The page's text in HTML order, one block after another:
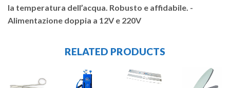
la temperatura dell’acqua. Robusto e affidabile. -
Alimentazione doppia a 12V e 220V
RELATED PRODUCTS